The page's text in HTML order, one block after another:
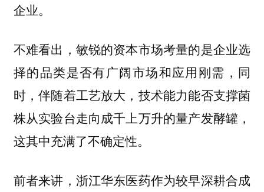
企业。
不难看出，敏锐的资本市场考量的是企业选
择的品类是否有广阔市场和应用刚需，同
时，伴随着工艺放大，技术能力能否支撑菌
株从实验台走向成千上万升的量产发酵罐，
这其中充满了不确定性。
前者来讲，浙江华东医药作为较早深耕合成